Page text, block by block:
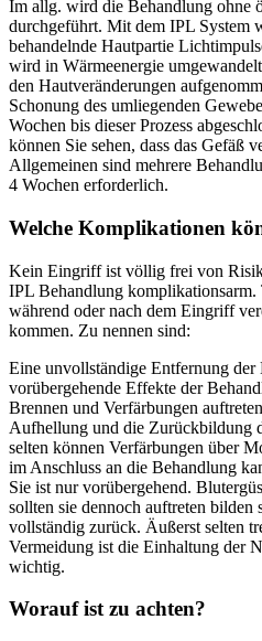
Im allg. wird die Behandlung ohne
durchgeführt. Mit dem IPL System
behandelnde Hautpartie
wird in Wärmeenergie
den Hautveränderungen
Schonung des umliegenden
Wochen bis dieser Prozess
können Sie sehen, dass das Gefäß
Allgemeinen sind mehrere
4 Wochen erforderlich.
Welche Komplikationen
Kein Eingriff ist völlig frei von
IPL Behandlung komplikationsarm.
während oder nach dem Eingriff
kommen. Zu nennen sind:
Eine unvollständige Entfernung der
vorübergehende Effekte der
Brennen und Verfärbungen
Aufhellung und die Zurückbildung
selten können Verfärbungen über
im Anschluss an die Behandlung
Sie ist nur vorübergehend.
sollten sie dennoch auftreten bilden
vollständig zurück. Äußerst selten
Vermeidung ist die Einhaltung der
wichtig.
Worauf ist zu achten?